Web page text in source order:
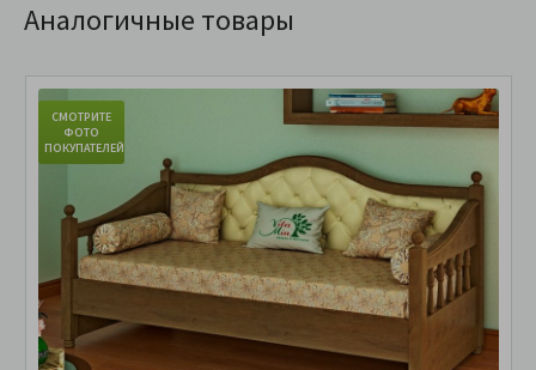
Аналогичные товары
СМОТРИТЕ
ФОТО
ПОКУПАТЕЛЕЙ